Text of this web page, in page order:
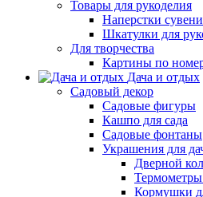
Товары для рукоделия
Наперстки
Шкатулки для
Для творчества
Картины по
Дача и отдых
Садовый декор
Садовые фигуры
Кашпо для сада
Садовые фонтаны
Украшения для
Дверной
Кормушки